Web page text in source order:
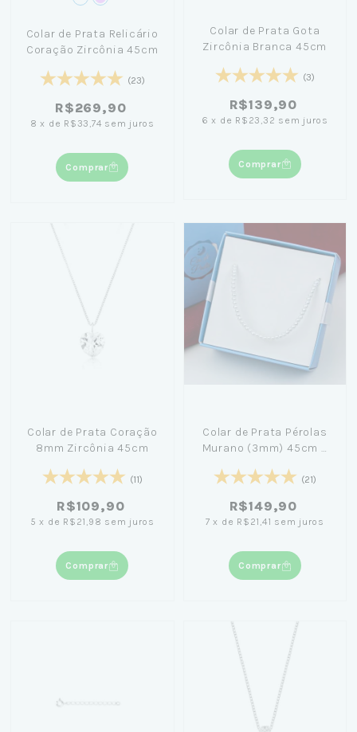
Colar de Prata Relicário
Coração Zircônia 45cm
(23)
R$269,90
8 x de R$33,74 sem juros
Comprar
Colar de Prata Gota
Zircônia Branca 45cm
(3)
R$139,90
6 x de R$23,32 sem juros
Comprar
Colar de Prata Coração
8mm Zircônia 45cm
(11)
R$109,90
5 x de R$21,98 sem juros
Comprar
Colar de Prata Pérolas
Murano (3mm) 45cm +
(21)
R$149,90
7 x de R$21,41 sem juros
Comprar